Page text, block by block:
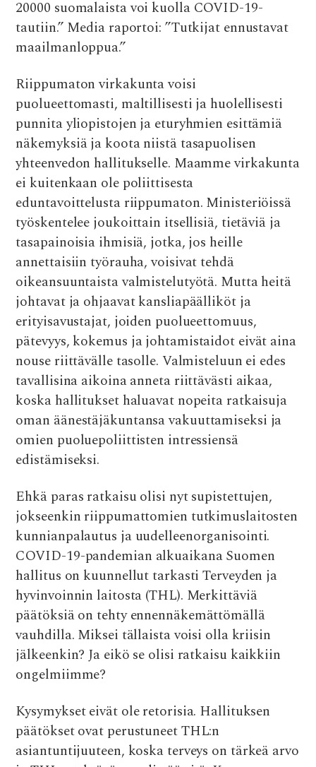
20000 suomalaista voi kuolla COVID-19-
tautiin.” Media raportoi: ”Tutkijat ennustavat
maailmanloppua.”
Riippumaton virkakunta voisi
puolueettomasti, maltillisesti ja huolellisesti
punnita yliopistojen ja eturyhmien esittämiä
näkemyksiä ja koota niistä tasapuolisen
yhteenvedon hallitukselle. Maamme virkakunta
ei kuitenkaan ole poliittisesta
eduntavoittelusta riippumaton. Ministeriöissä
työskentelee joukoittain itsellisiä, tietäviä ja
tasapainoisia ihmisiä, jotka, jos heille
annettaisiin työrauha, voisivat tehdä
oikeansuuntaista valmistelutyötä. Mutta heitä
johtavat ja ohjaavat kansliapäälliköt ja
erityisavustajat, joiden puolueettomuus,
pätevyys, kokemus ja johtamistaidot eivät aina
nouse riittävälle tasolle. Valmisteluun ei edes
tavallisina aikoina anneta riittävästi aikaa,
koska hallitukset haluavat nopeita ratkaisuja
oman äänestäjäkuntansa vakuuttamiseksi ja
omien puoluepoliittisten intressiensä
edistämiseksi.
Ehkä paras ratkaisu olisi nyt supistettujen,
jokseenkin riippumattomien tutkimuslaitosten
kunnianpalautus ja uudelleenorganisointi.
COVID-19-pandemian alkuaikana Suomen
hallitus on kuunnellut tarkasti Terveyden ja
hyvinvoinnin laitosta (THL). Merkittäviä
päätöksiä on tehty ennennäkemättömällä
vauhdilla. Miksei tällaista voisi olla kriisin
jälkeenkin? Ja eikö se olisi ratkaisu kaikkiin
ongelmiimme?
Kysymykset eivät ole retorisia. Hallituksen
päätökset ovat perustuneet THL:n
asiantuntijuuteen, koska terveys on tärkeä arvo